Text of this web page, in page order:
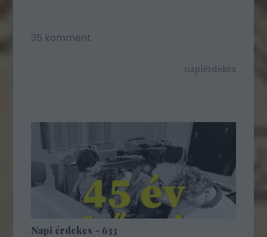
35 komment
napiérdekes
Napi érdekes - 633